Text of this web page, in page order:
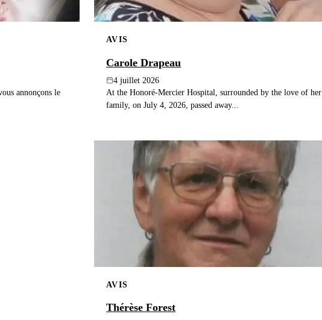
annonçons le
AVIS
Carole Drapeau
4 juillet 2026
At the Honoré-Mercier Hospital, surrounded by the love of her
family, on July 4, 2026, passed away...
AVIS
Thérèse Forest